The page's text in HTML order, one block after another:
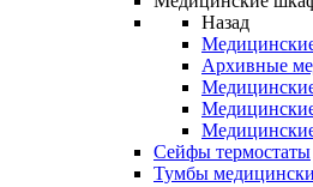
Назад
Архивные
Сейфы термостаты
Тумбы